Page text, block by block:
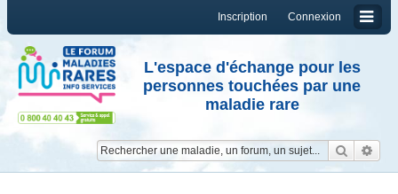
Connexion
Inscription
L'espace d'échange pour les
personnes touchées par une
maladie rare